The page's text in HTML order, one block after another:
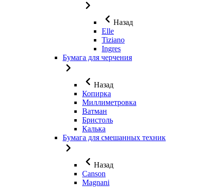
Назад
Elle
Tiziano
Ingres
Бумага для черчения
Назад
Копирка
Миллиметровка
Ватман
Бристоль
Калька
Бумага для смешанных техник
Назад
Canson
Magnani